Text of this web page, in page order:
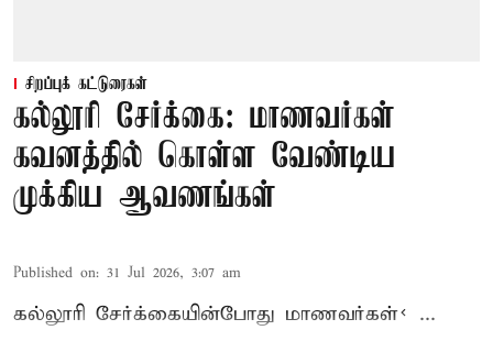
சிறப்புக் கட்டுரைகள்
கல்லூரி சேர்க்கை: மாணவர்கள்
கவனத்தில் கொள்ள வேண்டிய
முக்கிய ஆவணங்கள்
Published on: 31 Jul 2026, 3:07 am
கல்லூரி சேர்க்கையின்போது மாணவர்கள்< ...